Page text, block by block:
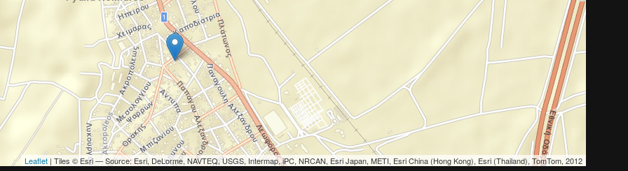
Leaflet | Tiles © Esri — Source: Esri, DeLorme, NAVTEQ, USGS, Intermap, iPC, NRCAN, Esri Japan, METI, Esri China (Hong Kong), Esri (Thailand), TomTom, 2012